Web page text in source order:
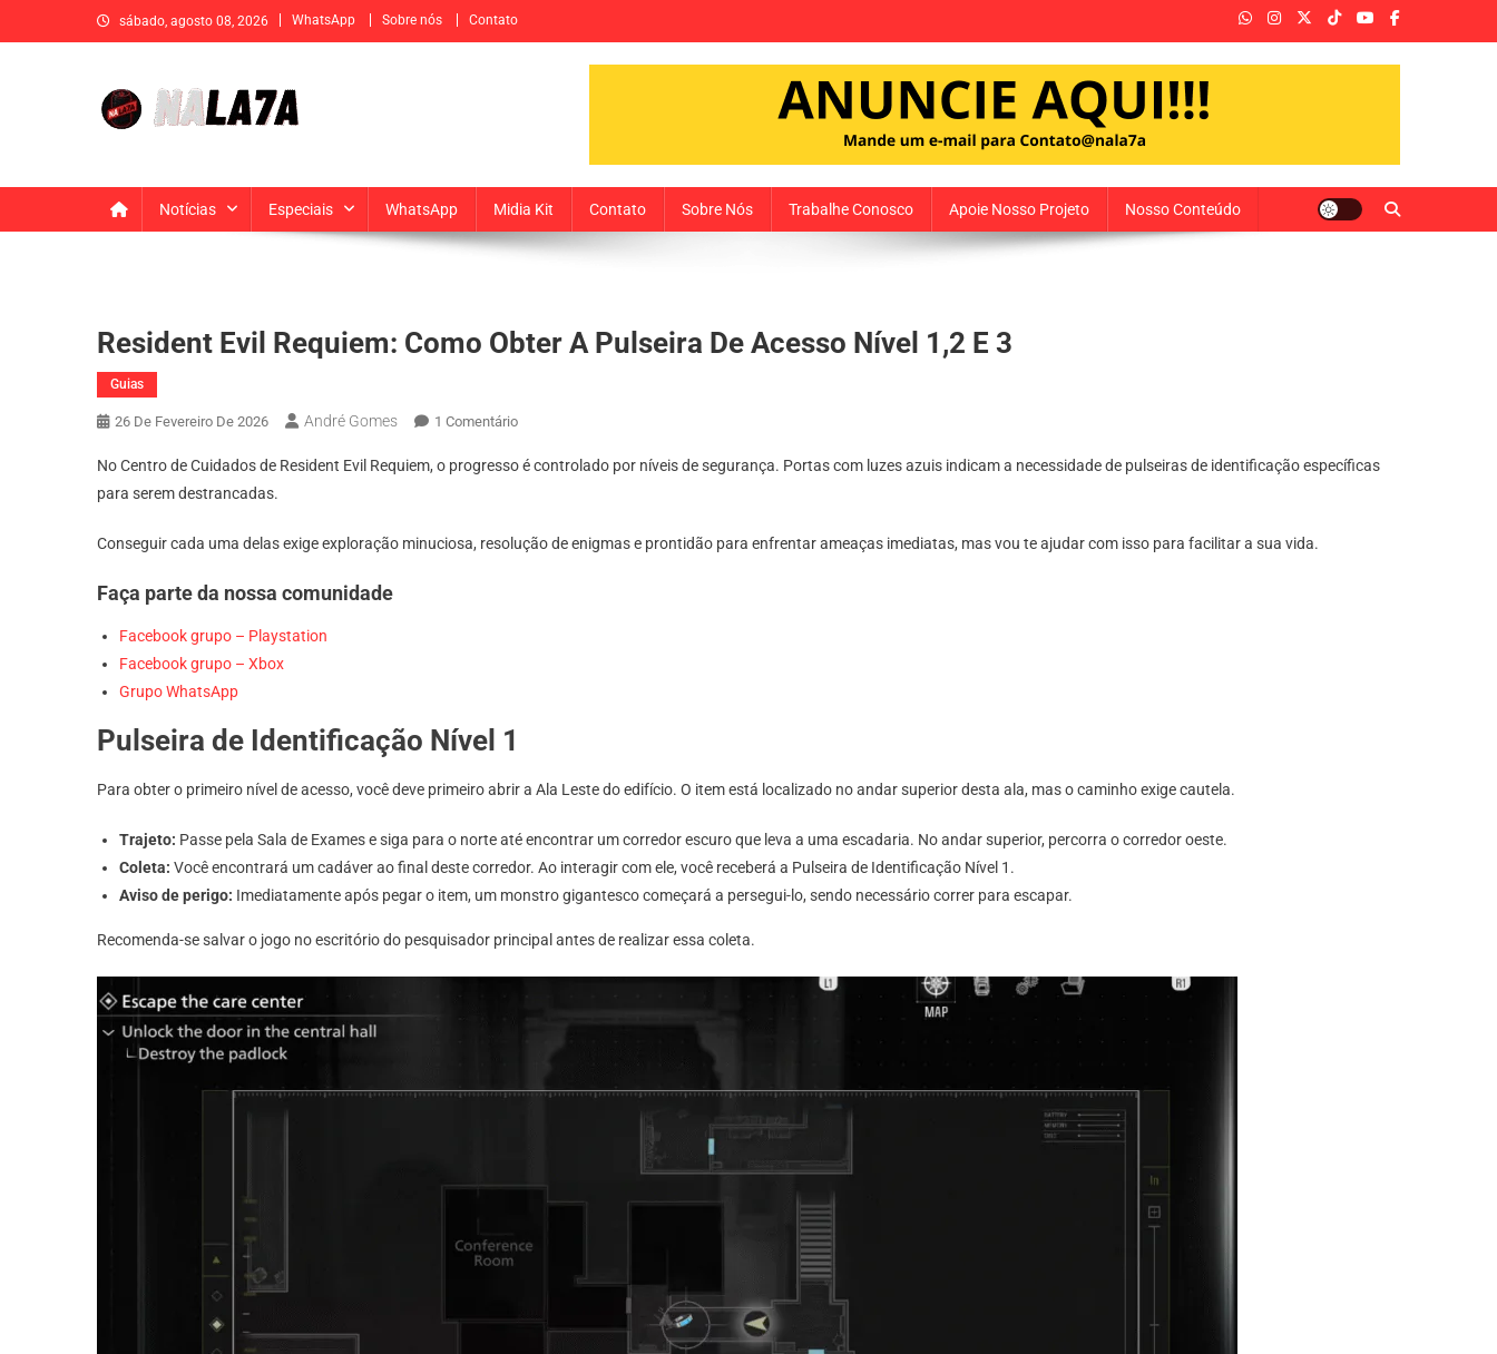
to
sábado, agosto 08, 2026 WhatsApp Sobre nós Contato
Notícias Especiais WhatsApp Midia Kit Contato Sobre Nós Trabalhe Conosco Apoie Nosso Projeto Nosso Conteúdo
Resident Evil Requiem: Como Obter A Pulseira De Acesso Nível 1,2 E 3
Guias
26 De Fevereiro De 2026 André Gomes 1 ComentárioEm
Evil
Obter
No Centro de Cuidados de Resident Evil Requiem, o progresso é controlado por níveis de segurança. Portas com luzes azuis indicam a necessidade de pulseiras de identificação específicas
para serem destrancadas.
Conseguir cada uma delas exige exploração minuciosa, resolução de enigmas e prontidão para enfrentar ameaças imediatas, mas vou te ajudar com isso para facilitar a sua vida.
Faça parte da nossa comunidade
Facebook grupo – Playstation
Facebook grupo – Xbox
Grupo WhatsApp
Pulseira de Identificação Nível 1
Para obter o primeiro nível de acesso, você deve primeiro abrir a Ala Leste do edifício. O item está localizado no andar superior desta ala, mas o caminho exige cautela.
Trajeto: Passe pela Sala de Exames e siga para o norte até encontrar um corredor escuro que leva a uma escadaria. No andar superior, percorra o corredor oeste.
Coleta: Você encontrará um cadáver ao final deste corredor. Ao interagir com ele, você receberá a Pulseira de Identificação Nível 1.
Aviso de perigo: Imediatamente após pegar o item, um monstro gigantesco começará a persegui-lo, sendo necessário correr para escapar.
Recomenda-se salvar o jogo no escritório do pesquisador principal antes de realizar essa coleta.